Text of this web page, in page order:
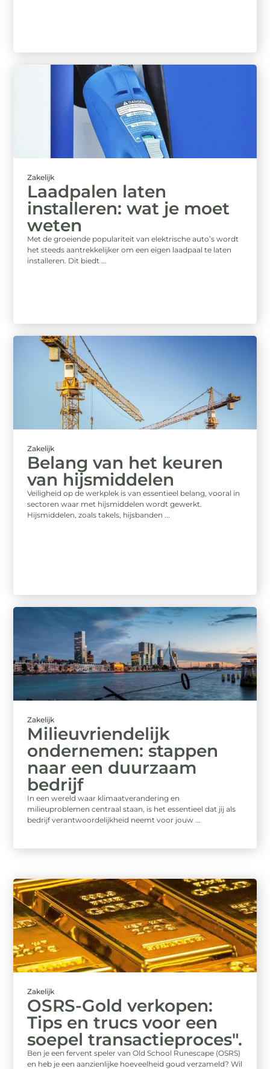
Zakelijk
Laadpalen laten
installeren: wat je moet
weten
Met de groeiende populariteit van elektrische auto’s wordt
het steeds aantrekkelijker om een eigen laadpaal te laten
installeren. Dit biedt ...
Zakelijk
Belang van het keuren
van hijsmiddelen
Veiligheid op de werkplek is van essentieel belang, vooral in
sectoren waar met hijsmiddelen wordt gewerkt.
Hijsmiddelen, zoals takels, hijsbanden ...
Zakelijk
Milieuvriendelijk
ondernemen: stappen
naar een duurzaam
bedrijf
In een wereld waar klimaatverandering en
milieuproblemen centraal staan, is het essentieel dat jij als
bedrijf verantwoordelijkheid neemt voor jouw ...
Zakelijk
OSRS-Gold verkopen:
Tips en trucs voor een
soepel transactieproces".
Ben je een fervent speler van Old School Runescape (OSRS)
en heb je een aanzienlijke hoeveelheid goud verzameld? Wil